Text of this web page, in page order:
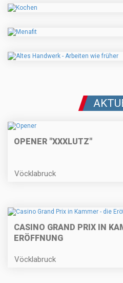
OPENER "XXXLUTZ"
Vöcklabruck
CASINO GRAND PRIX IN
ERÖFFNUNG
Vöcklabruck